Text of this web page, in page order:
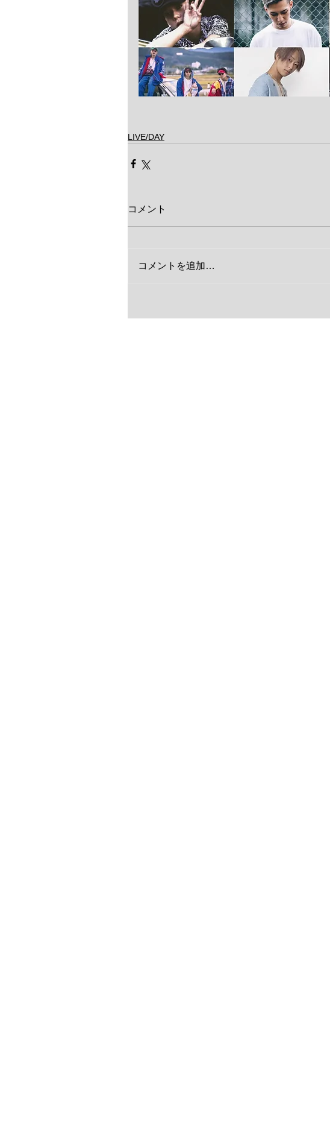
LIVE/DAY
コメント
コメントを追加…